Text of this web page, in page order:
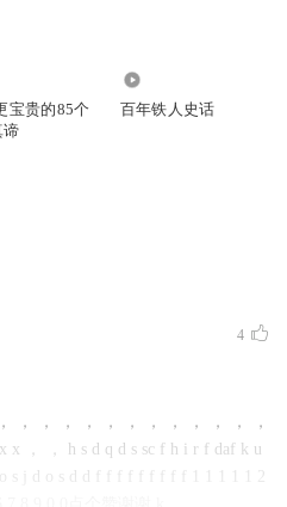
宝贵的85个
谛
百年铁人史话
4
， ， ， ， ， ， ， ， ， ， ， ，
x ， ， h s d q d s sc f h i r f daf k u
s j d o s d d f f f f f f f f f 1 1 1 1 1 2